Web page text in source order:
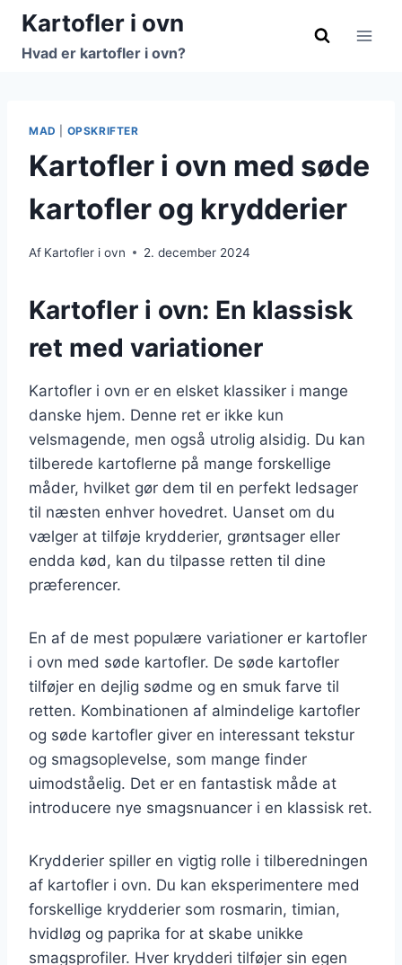
Fortsæt
indhold
Kartofler i ovn
Hvad er kartofler i ovn?
MAD OPSKRIFTER
Kartofler i ovn med søde
kartofler og krydderier
Af Kartofler i ovn 2. december 2024
Kartofler i ovn: En klassisk
ret med variationer
Kartofler i ovn er en elsket klassiker i mange
danske hjem. Denne ret er ikke kun
velsmagende, men også utrolig alsidig. Du kan
tilberede kartoflerne på mange forskellige
måder, hvilket gør dem til en perfekt ledsager
til næsten enhver hovedret. Uanset om du
vælger at tilføje krydderier, grøntsager eller
endda kød, kan du tilpasse retten til dine
præferencer.
En af de mest populære variationer er kartofler
i ovn med søde kartofler. De søde kartofler
tilføjer en dejlig sødme og en smuk farve til
retten. Kombinationen af almindelige kartofler
og søde kartofler giver en interessant tekstur
og smagsoplevelse, som mange finder
uimodståelig. Det er en fantastisk måde at
introducere nye smagsnuancer i en klassisk ret.
Krydderier spiller en vigtig rolle i tilberedningen
af kartofler i ovn. Du kan eksperimentere med
forskellige krydderier som rosmarin, timian,
hvidløg og paprika for at skabe unikke
smagsprofiler. Hver krydderi tilføjer sin egen